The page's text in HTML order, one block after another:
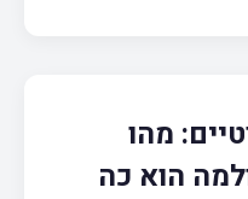
מהו
הוא כה